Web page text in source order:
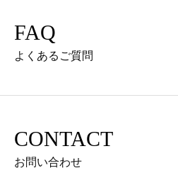
FAQ
よくあるご質問
CONTACT
お問い合わせ